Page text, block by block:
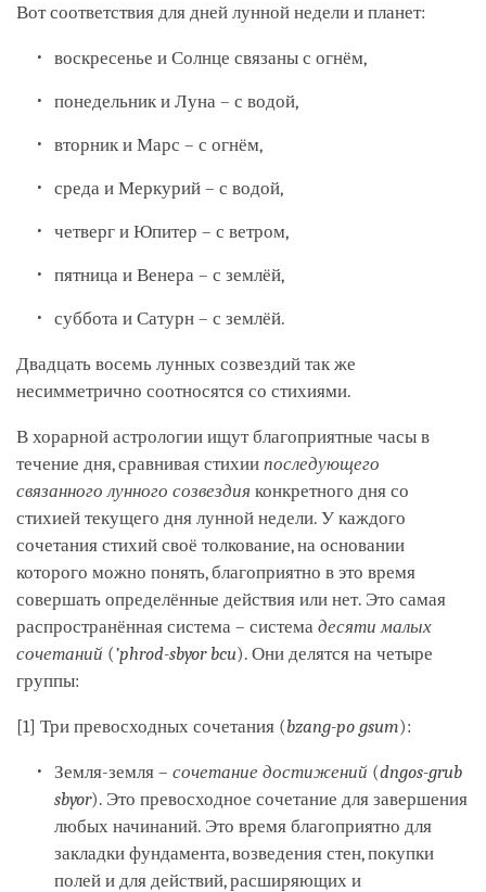
Вот соответствия для дней лунной недели и планет:
воскресенье и Солнце связаны с огнём,
понедельник и Луна – с водой,
вторник и Марс – с огнём,
среда и Меркурий – с водой,
четверг и Юпитер – с ветром,
пятница и Венера – с землёй,
суббота и Сатурн – с землёй.
Двадцать восемь лунных созвездий так же
несимметрично соотносятся со стихиями.
В хорарной астрологии ищут благоприятные часы в
течение дня, сравнивая стихии последующего
связанного лунного созвездия конкретного дня со
стихией текущего дня лунной недели. У каждого
сочетания стихий своё толкование, на основании
которого можно понять, благоприятно в это время
совершать определённые действия или нет. Это самая
распространённая система – система десяти малых
сочетаний (’phrod-sbyor bcu). Они делятся на четыре
группы:
[1] Три превосходных сочетания (bzang-po gsum):
Земля-земля –сочетание достижений (dngos-grub
sbyor). Это превосходное сочетание для завершения
любых начинаний. Это время благоприятно для
закладки фундамента, возведения стен, покупки
полей и для действий, расширяющих и